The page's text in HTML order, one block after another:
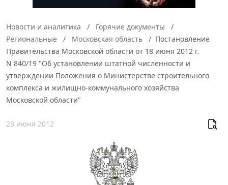
Новости и аналитика
Горячие документы
Региональные
Московская область
Постановление
Правительства Московской области от 18 июня 2012 г.
N 840/19 "Об установлении штатной численности и
утверждении Положения о Министерстве строительного
комплекса и жилищно-коммунального хозяйства
Московской области"
23 июня 2012